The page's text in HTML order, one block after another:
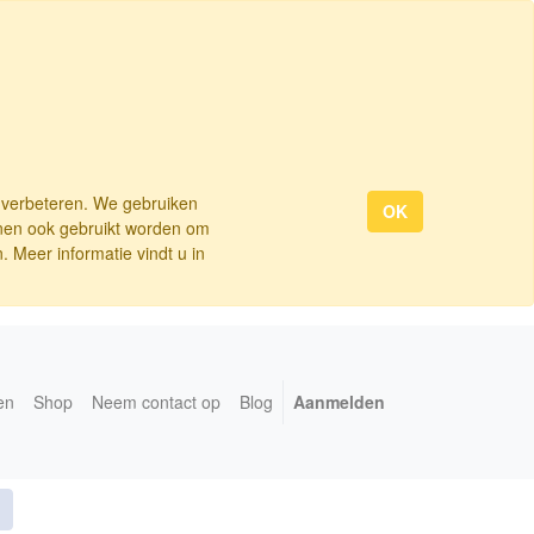
We gebruiken
ook gebruikt worden om
Meer informatie vindt u in
OK
Shop Neem contact op Blog Aanmelden